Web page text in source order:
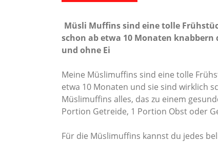
Müsli Muffins sind eine tolle
schon ab etwa 10 Monaten knabbern
und ohne Ei
Meine Müslimuffins sind eine tolle
etwa 10 Monaten und sie sind wirklich
Müslimuffins alles, das zu einem
Portion Getreide, 1 Portion Obst oder
Für die Müslimuffins kannst du jedes